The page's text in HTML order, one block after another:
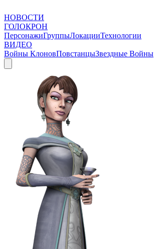
НОВОСТИ
ГОЛОКРОН
ПерсонажиГруппыЛокацииТехнологии
ВИДЕО
Войны КлоновПовстанцыЗвездные Войны